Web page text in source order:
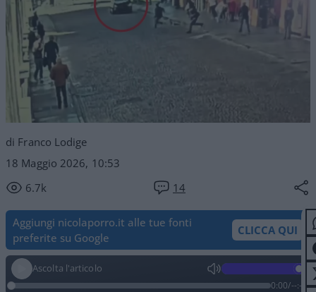
di Franco Lodige
18 Maggio 2026, 10:53
6.7k
14
Aggiungi nicolaporro.it alle tue fonti
preferite su Google
CLICCA QUI
Ascolta l'articolo
0:00/--:--